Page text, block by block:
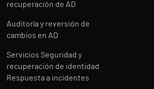
recuperación de AD
Auditoría y reversión de
cambios en AD
Servicios Seguridad y
recuperación de identidad
Respuesta a incidentes